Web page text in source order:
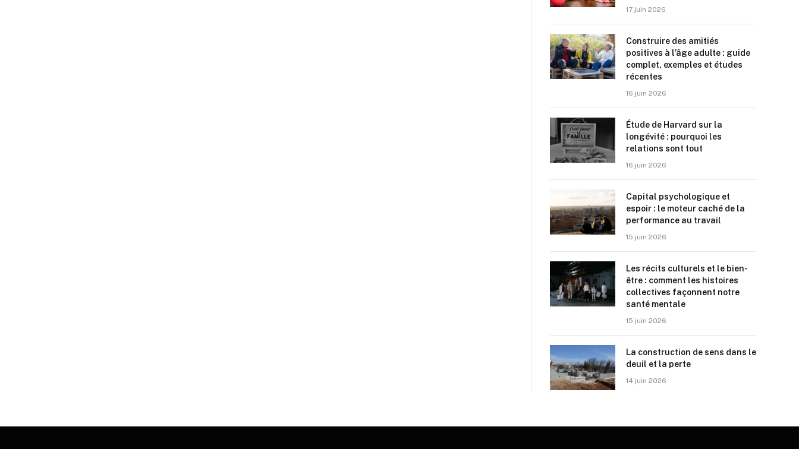
17 juin 2026
Construire des amitiés
positives à l’âge adulte : guide
complet, exemples et études
récentes
16 juin 2026
Étude de Harvard sur la
longévité : pourquoi les
relations sont tout
16 juin 2026
Capital psychologique et
espoir : le moteur caché de la
performance au travail
15 juin 2026
Les récits culturels et le bien-
être : comment les histoires
collectives façonnent notre
santé mentale
15 juin 2026
La construction de sens dans le
deuil et la perte
14 juin 2026